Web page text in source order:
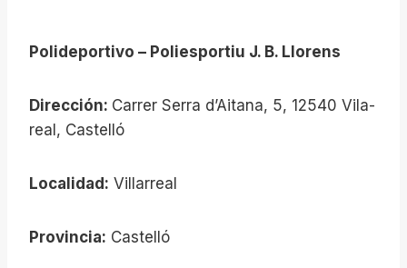
Polideportivo – Poliesportiu J. B. Llorens
Dirección: Carrer Serra d’Aitana, 5, 12540 Vila-
real, Castelló
Localidad: Villarreal
Provincia: Castelló